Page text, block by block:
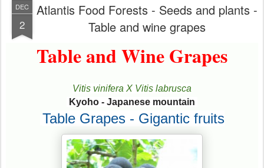
DEC
2
Atlantis Food Forests - Seeds and plants -
Table and wine grapes
Table and Wine Grapes
Vitis vinifera X Vitis labrusca
Kyoho - Japanese mountain
Table Grapes - Gigantic fruits